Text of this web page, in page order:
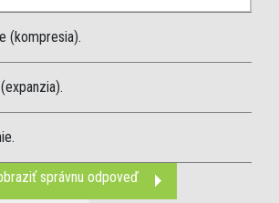
(kompresia).
správnu odpoveď